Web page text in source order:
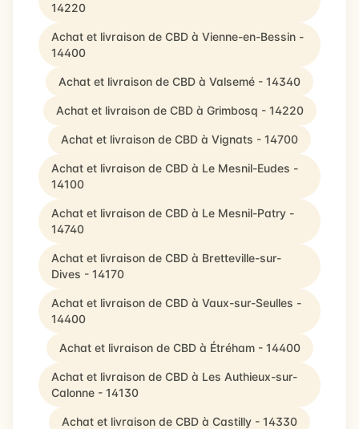
14220
Achat et livraison de CBD à Vienne-en-Bessin -
14400
Achat et livraison de CBD à Valsemé - 14340
Achat et livraison de CBD à Grimbosq - 14220
Achat et livraison de CBD à Vignats - 14700
Achat et livraison de CBD à Le Mesnil-Eudes -
14100
Achat et livraison de CBD à Le Mesnil-Patry -
14740
Achat et livraison de CBD à Bretteville-sur-
Dives - 14170
Achat et livraison de CBD à Vaux-sur-Seulles -
14400
Achat et livraison de CBD à Étréham - 14400
Achat et livraison de CBD à Les Authieux-sur-
Calonne - 14130
Achat et livraison de CBD à Castilly - 14330